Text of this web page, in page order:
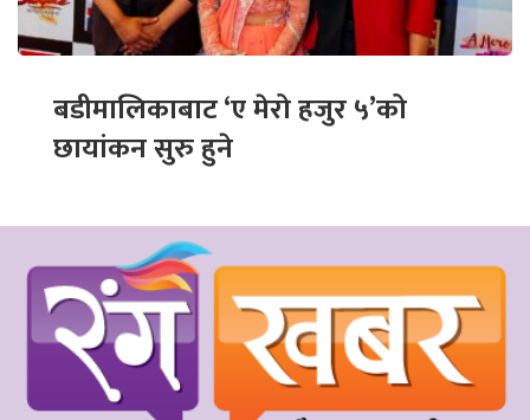
बडीमालिकाबाट ‘ए मेरो हजुर ५’को
छायांकन सुरु हुने